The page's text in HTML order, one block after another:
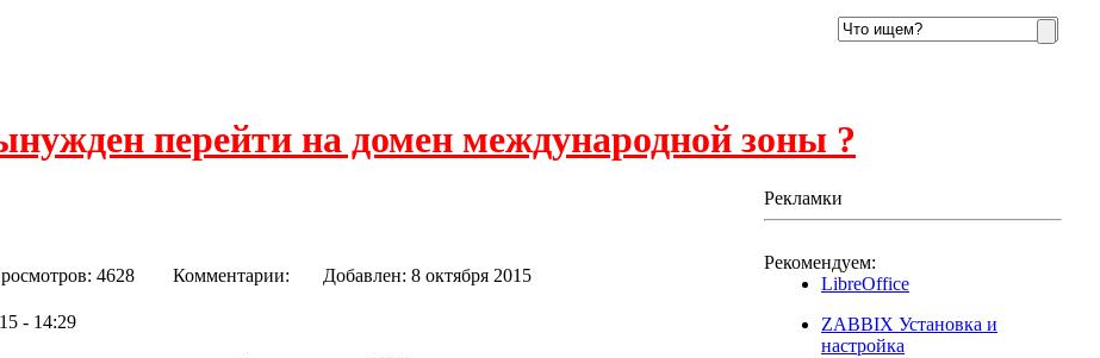
перейти на домен международной зоны ?
4628 Комментарии: Добавлен: 8 октября 2015
- 14:29
Рекламки
Рекомендуем:
LibreOffice
ZABBIX Установка и
настройка